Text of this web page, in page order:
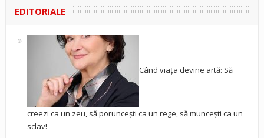
EDITORIALE
Când viața devine artă: Să
creezi ca un zeu, să poruncești ca un rege, să muncești ca un
sclav!